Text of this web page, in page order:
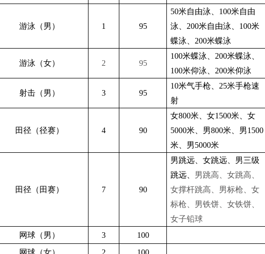
游泳（男） 1 95
50米自由泳、 100米自由
泳、 200米自由泳、 100米
蝶泳、 200米蝶泳
游泳（女） 2 95
100米蝶泳、 200米蝶泳、
100米仰泳、 200米仰泳
射击（男） 3 95
10米气手枪、 25米手枪速
射
田径（径赛） 4 90
女800米、女1500米、女
5000米、男800米、男1500
米、男5000米
田径（田赛） 7 90
男跳远、女跳远、男三级
跳远、 男跳高、女跳高、
女撑杆跳高、男标枪、女
标枪、男铁饼、女铁饼、
女子铅球
网球（男） 3
100
网球（女） 2
100